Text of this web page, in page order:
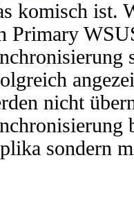
komisch ist.
Primary
nicht
sondern